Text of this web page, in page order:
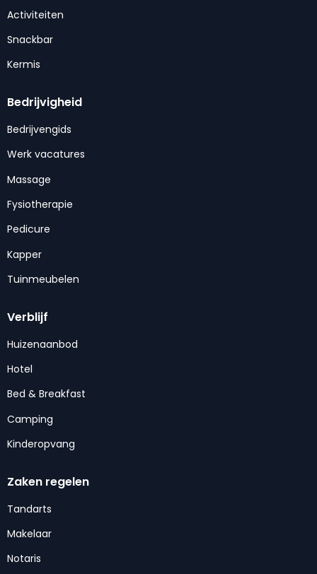
Activiteiten
Snackbar
Kermis
Bedrijvigheid
Bedrijvengids
Werk vacatures
Massage
Fysiotherapie
Pedicure
Kapper
Tuinmeubelen
Verblijf
Huizenaanbod
Hotel
Bed & Breakfast
Camping
Kinderopvang
Zaken regelen
Tandarts
Makelaar
Notaris